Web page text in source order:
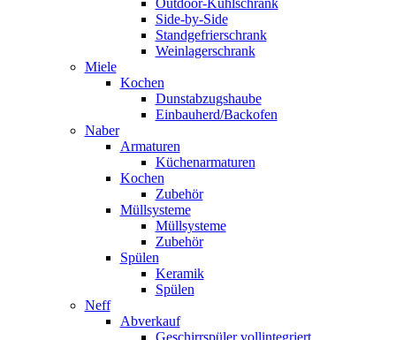
Outdoor-Kühlschrank
Side-by-Side
Standgefrierschrank
Weinlagerschrank
Miele
Kochen
Dunstabzugshaube
Einbauherd/Backofen
Naber
Armaturen
Küchenarmaturen
Kochen
Zubehör
Müllsysteme
Müllsysteme
Zubehör
Spülen
Keramik
Spülen
Neff
Abverkauf
Geschirrspüler vollintegriert